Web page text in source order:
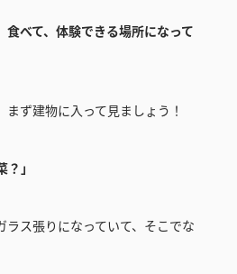
食べて、体験できる場所になって
ず建物に入って見ましょう！
」
ラス張りになっていて、そこでな